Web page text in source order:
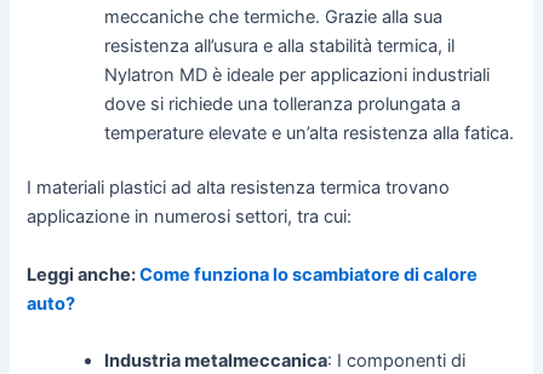
meccaniche che termiche. Grazie alla sua
resistenza all’usura e alla stabilità termica, il
Nylatron MD è ideale per applicazioni industriali
dove si richiede una tolleranza prolungata a
temperature elevate e un’alta resistenza alla fatica.
I materiali plastici ad alta resistenza termica trovano
applicazione in numerosi settori, tra cui:
Leggi anche:Come funziona lo scambiatore di calore
auto?
Industria metalmeccanica: I componenti di